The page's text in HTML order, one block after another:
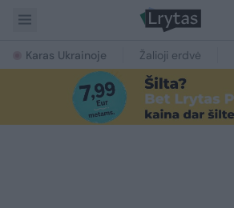
Karas Ukrainoje Žalioji erdvė